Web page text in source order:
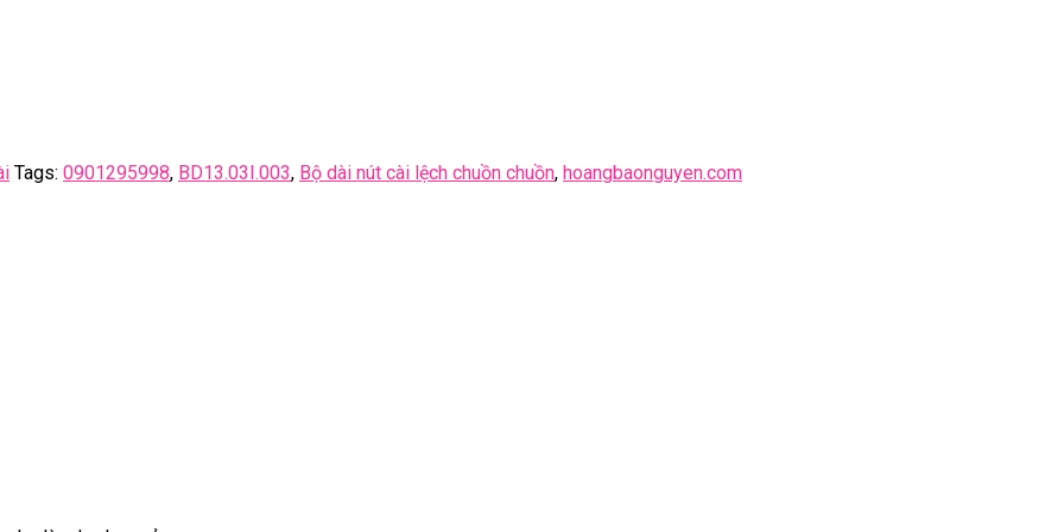
Tags: 0901295998, BD13.03I.003, Bộ dài nút cài lệch chuồn chuồn, hoangbaonguyen.com